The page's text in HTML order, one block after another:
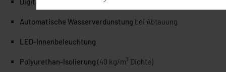
Automatische Wasserverdunstung bei Abtauung
LED-Innenbeleuchtung
Polyurethan-Isolierung (40 kg/m³ Dichte)